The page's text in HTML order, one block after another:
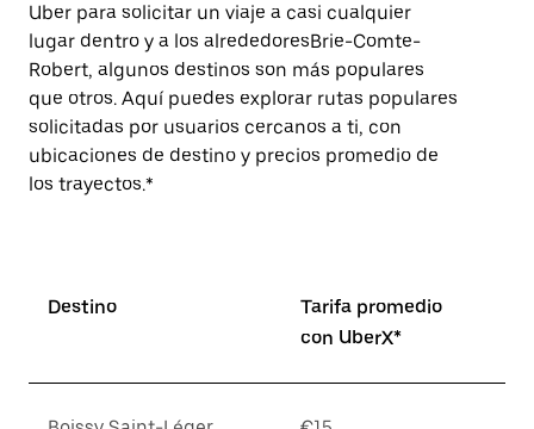
Uber para solicitar un viaje a casi cualquier
lugar dentro y a los alrededoresBrie-Comte-
Robert, algunos destinos son más populares
que otros. Aquí puedes explorar rutas populares
solicitadas por usuarios cercanos a ti, con
ubicaciones de destino y precios promedio de
los trayectos.*
Destino
Tarifa promedio
con UberX*